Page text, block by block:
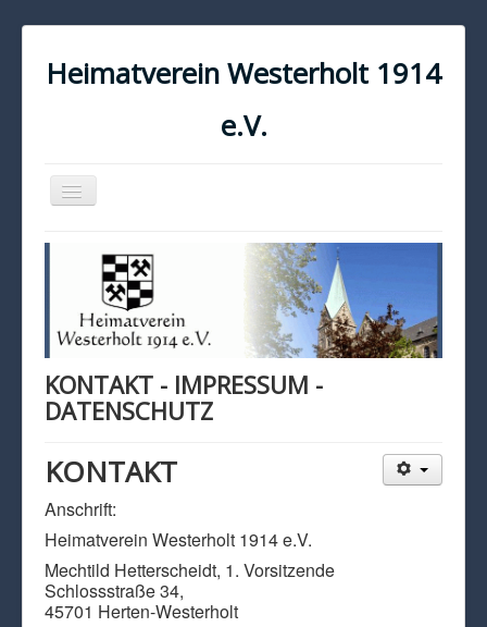
Heimatverein Westerholt 1914
e.V.
Navigation
an/aus
KONTAKT
IMPRESSUM
DATENSCHUTZ
KONTAKT - IMPRESSUM -
DATENSCHUTZ
KONTAKT
Anschrift:
Heimatverein Westerholt 1914 e.V.
Mechtild Hetterscheidt, 1. Vorsitzende
Schlossstraße 34,
45701 Herten-Westerholt